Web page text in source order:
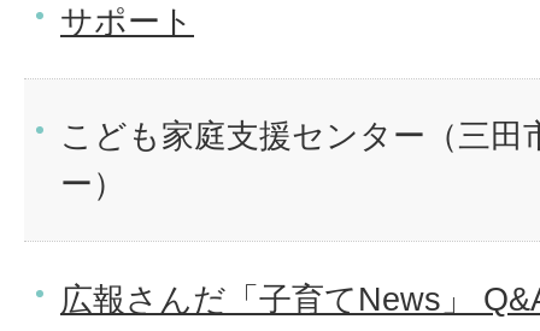
サポート
こども家庭支援センター（三田
ー）
広報さんだ「子育てNews」